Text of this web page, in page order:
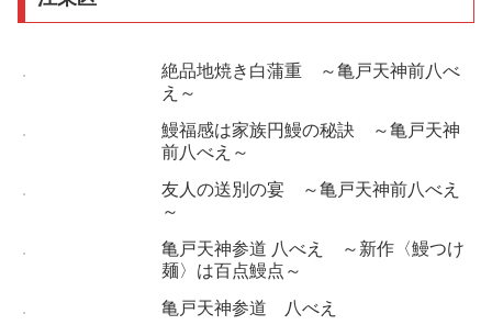
絶品地焼き白蒲重 ～亀戸天神前八べ
え～
鰻福感は家族円鰻の秘訣 ～亀戸天神
前八べえ～
友人の送別の宴 ～亀戸天神前八べえ
～
亀戸天神参道 八べえ ～新作〈鰻つけ
麺〉は百点鰻点～
亀戸天神参道 八べえ